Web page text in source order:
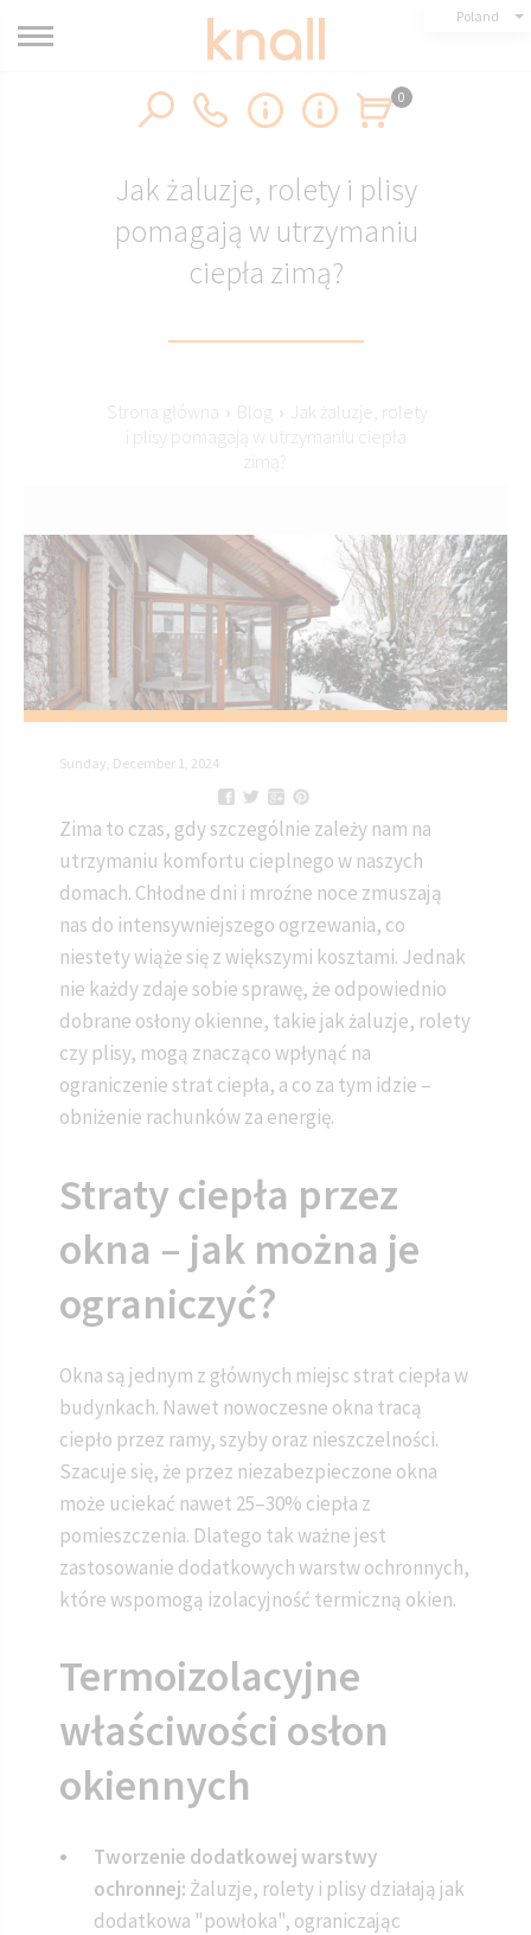
Poland
0
Jak żaluzje, rolety i plisy
pomagają w utrzymaniu
ciepła zimą?
Strona główna › Blog ›
Jak żaluzje, rolety
i plisy pomagają w utrzymaniu ciepła
zimą?
Sunday, December 1, 2024
Zima to czas, gdy szczególnie zależy nam na
utrzymaniu komfortu cieplnego w naszych
domach. Chłodne dni i mroźne noce zmuszają
nas do intensywniejszego ogrzewania, co
niestety wiąże się z większymi kosztami. Jednak
nie każdy zdaje sobie sprawę, że odpowiednio
dobrane osłony okienne, takie jak żaluzje, rolety
czy plisy, mogą znacząco wpłynąć na
ograniczenie strat ciepła, a co za tym idzie –
obniżenie rachunków za energię.
Straty ciepła przez
okna – jak można je
ograniczyć?
Okna są jednym z głównych miejsc strat ciepła w
budynkach. Nawet nowoczesne okna tracą
ciepło przez ramy, szyby oraz nieszczelności.
Szacuje się, że przez niezabezpieczone okna
może uciekać nawet 25–30% ciepła z
pomieszczenia. Dlatego tak ważne jest
zastosowanie dodatkowych warstw ochronnych,
które wspomogą izolacyjność termiczną okien.
Termoizolacyjne
właściwości osłon
okiennych
Tworzenie dodatkowej warstwy
ochronnej: Żaluzje, rolety i plisy działają jak
dodatkowa "powłoka", ograniczając